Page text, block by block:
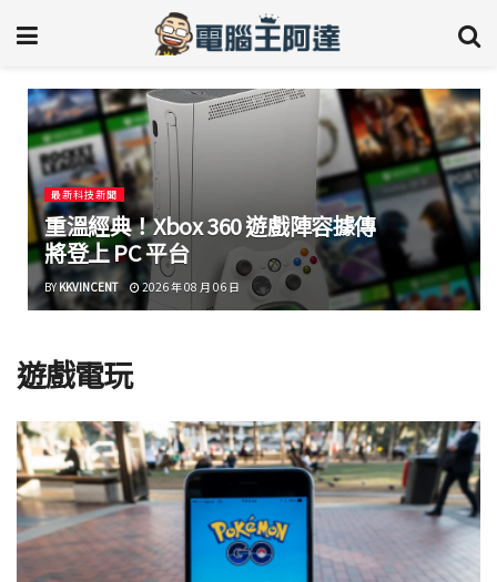
最新科技新聞
重溫經典！Xbox 360 遊戲陣容據傳
將登上 PC 平台
BYKKVINCENT 2026 年 08 月 06 日
遊戲電玩